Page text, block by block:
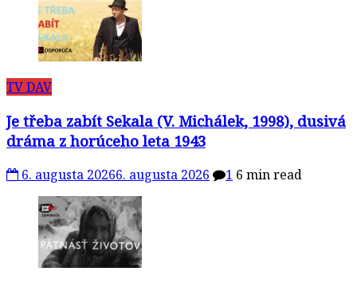
TV DAV
Je třeba zabít Sekala (V. Michálek, 1998), dusivá
dráma z horúceho leta 1943
6. augusta 20266. augusta 2026 1 6 min read